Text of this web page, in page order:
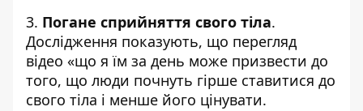
3. Погане сприйняття свого тіла.
Дослідження показують, що перегляд
відео «що я їм за день може призвести до
того, що люди почнуть гірше ставитися до
свого тіла і менше його цінувати.